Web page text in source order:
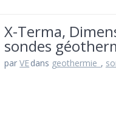
X-Terma,
sondes
parVEdans geothermie_ ,